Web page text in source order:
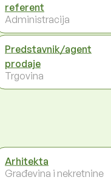
referent
Administracija
Predstavnik/agent
prodaje
Trgovina
Arhitekta
Građevina i nekretnine